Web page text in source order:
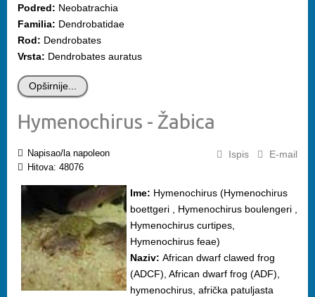
Podred: Neobatrachia
Familia: Dendrobatidae
Rod: Dendrobates
Vrsta: Dendrobates auratus
Opširnije...
Hymenochirus - Žabica
Ispis E-mail
Napisao/la napoleon
Hitova: 48076
Ime: Hymenochirus (Hymenochirus
boettgeri , Hymenochirus boulengeri ,
Hymenochirus curtipes,
Hymenochirus feae)
Naziv: African dwarf clawed frog
(ADCF), African dwarf frog (ADF),
hymenochirus, afrička patuljasta